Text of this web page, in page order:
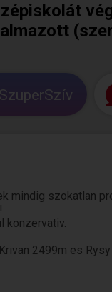
SzuperSzív
mindig szokatlan
konzervativ.
2499m es